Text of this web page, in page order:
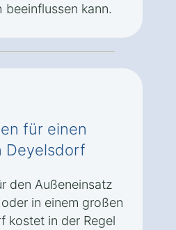
beeinflussen kann.
für einen
Deyelsdorf
den Außeneinsatz
in einem großen
kostet in der Regel